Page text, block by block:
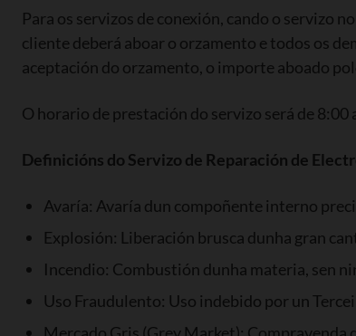
Para os servizos de conexión, cando o servizo
cliente deberá aboar o orzamento e todos os
aceptación do orzamento, o importe aboado
O horario de prestación do servizo será de
Definicións do Servizo de Reparación de
Avaría: Avaría dun compoñente interno
Explosión: Liberación brusca dunha gran
Incendio: Combustión dunha materia, sen
Uso Fraudulento: Uso indebido por un